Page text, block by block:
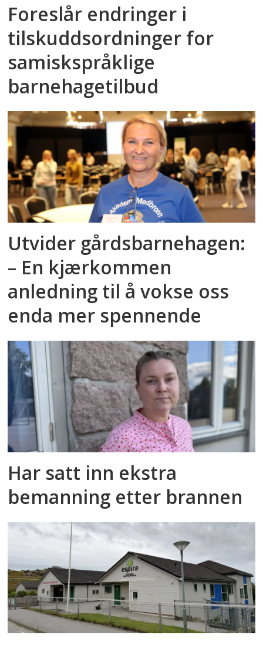
Foreslår endringer i
tilskuddsordninger for
samiskspråklige
barnehagetilbud
Utvider gårdsbarnehagen:
– En kjærkommen
anledning til å vokse oss
enda mer spennende
Har satt inn ekstra
bemanning etter brannen